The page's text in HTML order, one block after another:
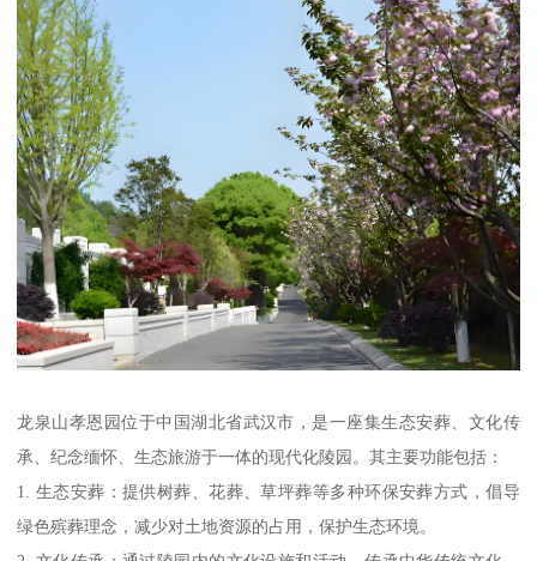
龙泉山孝恩园位于中国湖北省武汉市，是一座集生态安葬、文化传
承、纪念缅怀、生态旅游于一体的现代化陵园。其主要功能包括：
1. 生态安葬：提供树葬、花葬、草坪葬等多种环保安葬方式，倡导
绿色殡葬理念，减少对土地资源的占用，保护生态环境。